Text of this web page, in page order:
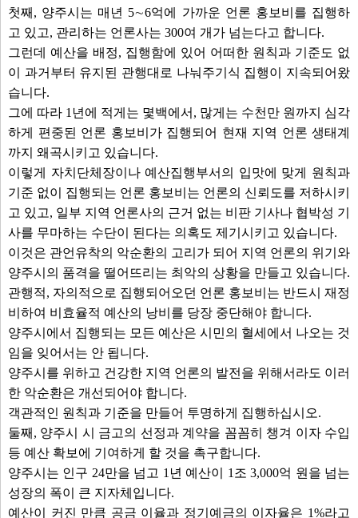
첫째, 양주시는 매년 5∼6억에 가까운 언론 홍보비를 집행하
고 있고, 관리하는 언론사는 300여 개가 넘는다고 합니다.
그런데 예산을 배정, 집행함에 있어 어떠한 원칙과 기준도 없
이 과거부터 유지된 관행대로 나눠주기식 집행이 지속되어왔
습니다.
그에 따라 1년에 적게는 몇백에서, 많게는 수천만 원까지 심각
하게 편중된 언론 홍보비가 집행되어 현재 지역 언론 생태계
까지 왜곡시키고 있습니다.
이렇게 자치단체장이나 예산집행부서의 입맛에 맞게 원칙과
기준 없이 집행되는 언론 홍보비는 언론의 신뢰도를 저하시키
고 있고, 일부 지역 언론사의 근거 없는 비판 기사나 협박성 기
사를 무마하는 수단이 된다는 의혹도 제기시키고 있습니다.
이것은 관언유착의 악순환의 고리가 되어 지역 언론의 위기와
양주시의 품격을 떨어뜨리는 최악의 상황을 만들고 있습니다.
관행적, 자의적으로 집행되어오던 언론 홍보비는 반드시 재정
비하여 비효율적 예산의 낭비를 당장 중단해야 합니다.
양주시에서 집행되는 모든 예산은 시민의 혈세에서 나오는 것
임을 잊어서는 안 됩니다.
양주시를 위하고 건강한 지역 언론의 발전을 위해서라도 이러
한 악순환은 개선되어야 합니다.
객관적인 원칙과 기준을 만들어 투명하게 집행하십시오.
둘째, 양주시 시 금고의 선정과 계약을 꼼꼼히 챙겨 이자 수입
등 예산 확보에 기여하게 할 것을 촉구합니다.
양주시는 인구 24만을 넘고 1년 예산이 1조 3,000억 원을 넘는
성장의 폭이 큰 지자체입니다.
예산이 커진 만큼 공금 이율과 정기예금의 이자율은 1%라고